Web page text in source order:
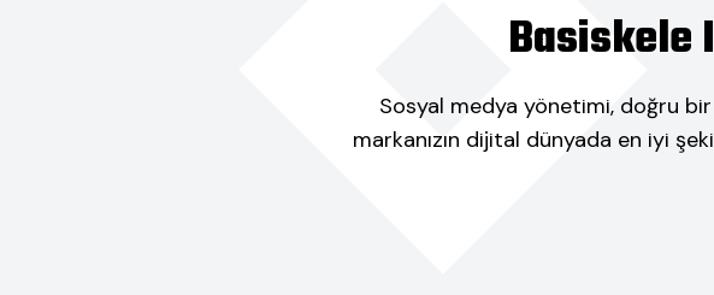
Basiskele
Sosyal medya yönetimi, doğru
markanızın dijital dünyada en iyi